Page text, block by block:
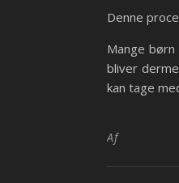
Denne
Mange
bliver
kan tage
Af